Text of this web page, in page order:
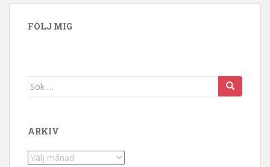
FÖLJ MIG
Sök efter:
ARKIV
Arkiv